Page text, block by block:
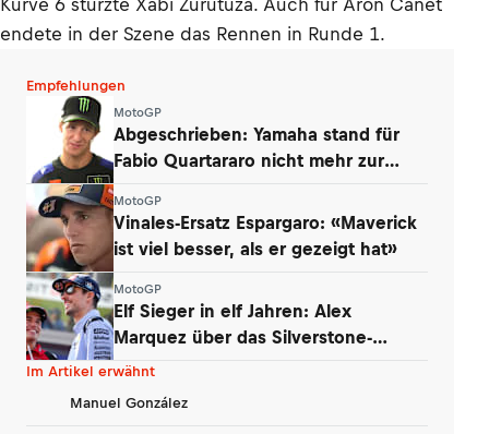
endete in der Szene das Rennen in Runde 1.
Empfehlungen
MotoGP
Abgeschrieben: Yamaha stand für
Fabio Quartararo nicht mehr zur
MotoGP
Vinales-Ersatz Espargaro: «Maverick
ist viel besser, als er gezeigt hat»
MotoGP
Elf Sieger in elf Jahren: Alex
Marquez über das Silverstone-
Phänomen
Im Artikel erwähnt
Manuel González